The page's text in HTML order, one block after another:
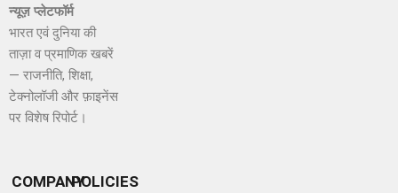
न्यूज़ प्लेटफॉर्म
भारत एवं दुनिया की
ताज़ा व प्रमाणिक खबरें
— राजनीति, शिक्षा,
टेक्नोलॉजी और फ़ाइनेंस
पर विशेष रिपोर्ट।
COMPANYPOLICIES